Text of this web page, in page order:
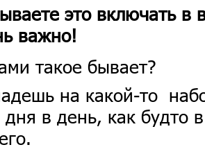
это включать в
важно!
такое бывает?
на какой-то
дня в день, как будто